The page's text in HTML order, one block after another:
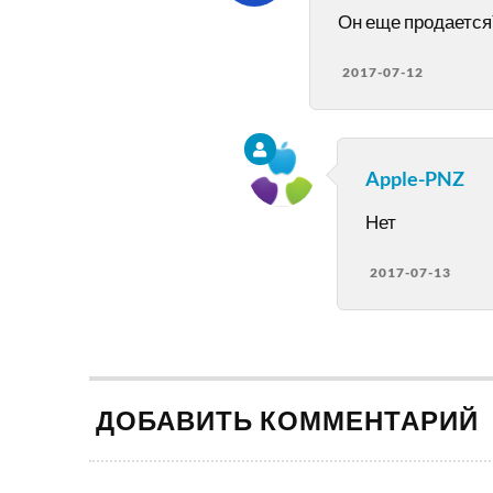
Он еще
2017-07-12
Apple-PNZ
Нет
2017-07-13
ДОБАВИТЬ КОММЕНТАРИЙ